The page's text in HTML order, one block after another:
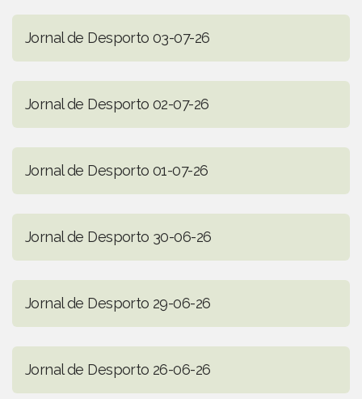
Jornal de Desporto 03-07-26
Jornal de Desporto 02-07-26
Jornal de Desporto 01-07-26
Jornal de Desporto 30-06-26
Jornal de Desporto 29-06-26
Jornal de Desporto 26-06-26